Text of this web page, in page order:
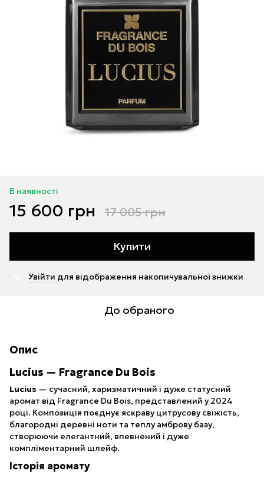
В наявності
15 600 грн 17 005 грн
Купити
Увійти для відображення накопичувальної знижки
До обраного
Опис
Lucius — Fragrance Du Bois
Lucius — сучасний, харизматичний і дуже статусний
аромат від Fragrance Du Bois, представлений у 2024
році. Композиція поєднує яскраву цитрусову свіжість,
благородні деревні ноти та теплу амброву базу,
створюючи елегантний, впевнений і дуже
компліментарний шлейф.
Історія аромату